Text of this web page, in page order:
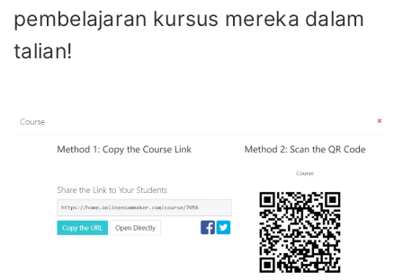
pembelajaran kursus mereka dalam
talian!